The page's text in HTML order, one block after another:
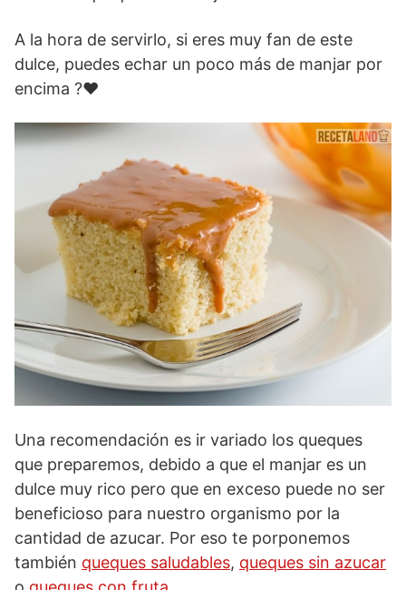
A la hora de servirlo, si eres muy fan de este
dulce, puedes echar un poco más de manjar por
encima ?❤️
Una recomendación es ir variado los queques
que preparemos, debido a que el manjar es un
dulce muy rico pero que en exceso puede no ser
beneficioso para nuestro organismo por la
cantidad de azucar. Por eso te porponemos
también queques saludables, queques sin azucar